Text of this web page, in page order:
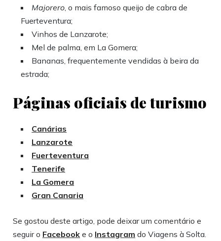
Majorero, o mais famoso queijo de cabra de
Fuerteventura;
Vinhos de Lanzarote;
Mel de palma, em La Gomera;
Bananas, frequentemente vendidas à beira da
estrada;
Páginas oficiais de turismo
Canárias
Lanzarote
Fuerteventura
Tenerife
La Gomera
Gran Canaria
Se gostou deste artigo, pode deixar um comentário e
seguir o Facebook e o Instagram do Viagens à Solta.